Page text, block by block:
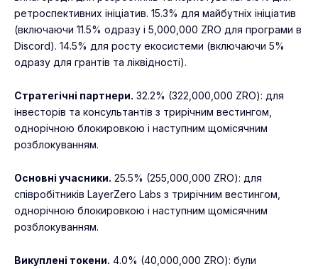
ретроспективних ініціатив. 15.3% для майбутніх ініціатив
(включаючи 11.5% одразу і 5,000,000 ZRO для програми в
Discord). 14.5% для росту екосистеми (включаючи 5%
одразу для грантів та ліквідності).
Стратегічні партнери. 32.2% (322,000,000 ZRO): для
інвесторів та консультантів з трирічним вестингом,
однорічною блокировкою і наступним щомісячним
розблокуванням.
Основні учасники. 25.5% (255,000,000 ZRO): для
співробітників LayerZero Labs з трирічним вестингом,
однорічною блокировкою і наступним щомісячним
розблокуванням.
Викуплені токени. 4.0% (40,000,000 ZRO): були